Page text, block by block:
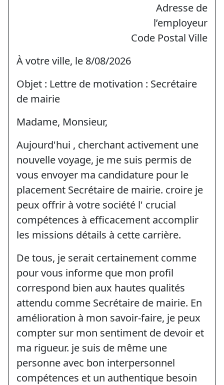
Adresse de
l’employeur
Code Postal Ville
À votre ville, le 8/08/2026
Objet : Lettre de motivation : Secrétaire
de mairie
Madame, Monsieur,
Aujourd'hui , cherchant activement une
nouvelle voyage, je me suis permis de
vous envoyer ma candidature pour le
placement Secrétaire de mairie. croire je
peux offrir à votre société l' crucial
compétences à efficacement accomplir
les missions détails à cette carrière.
De tous, je serait certainement comme
pour vous informe que mon profil
correspond bien aux hautes qualités
attendu comme Secrétaire de mairie. En
amélioration à mon savoir-faire, je peux
compter sur mon sentiment de devoir et
ma rigueur. je suis de même une
personne avec bon interpersonnel
compétences et un authentique besoin